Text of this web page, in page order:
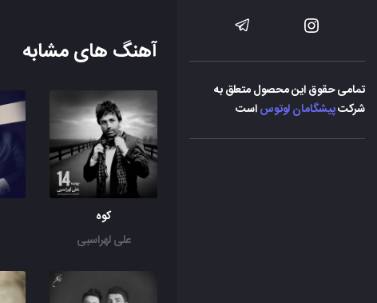
تمامی حقوق این محصول متعلق به
شرکتپیشگامان لوتوساست
آهنگ های مشابه
کوه
علی لهراسبی